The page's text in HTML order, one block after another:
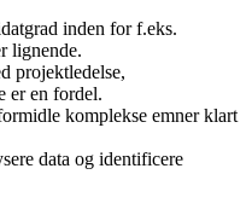
inden for f.eks.
lignende.
projektledelse,
er en fordel.
komplekse emner klart
data og identificere